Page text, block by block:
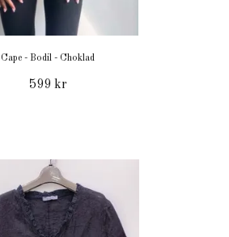
Cape - Bodil - Choklad
599 kr